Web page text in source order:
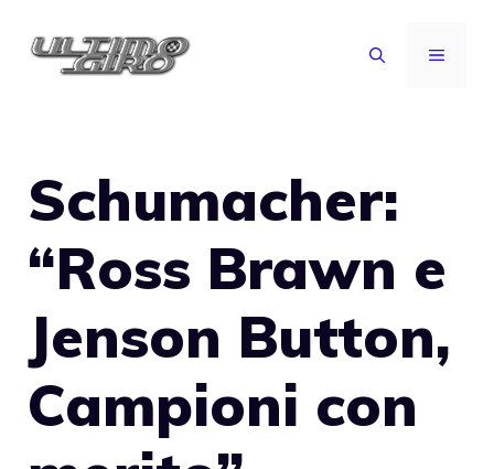
MENU
Schumacher:
“Ross Brawn e
Jenson Button,
Campioni con